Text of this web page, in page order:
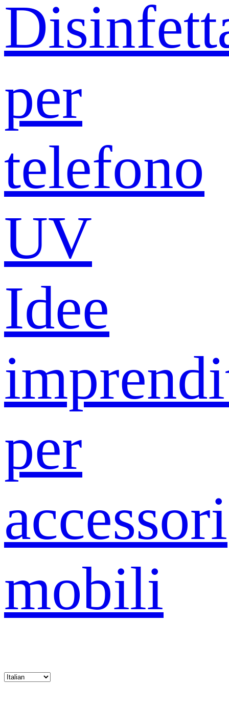
per
telefono
UV
Idee
per
accessori
mobili